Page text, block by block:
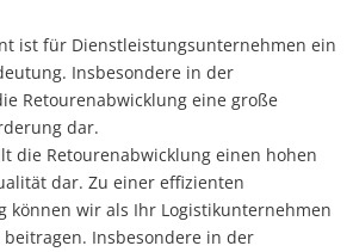
ist für Dienstleistungsunternehmen ein
Insbesondere in der
Retourenabwicklung eine große
dar.
die Retourenabwicklung einen hohen
dar. Zu einer effizienten
können wir als Ihr Logistikunternehmen
Insbesondere in der